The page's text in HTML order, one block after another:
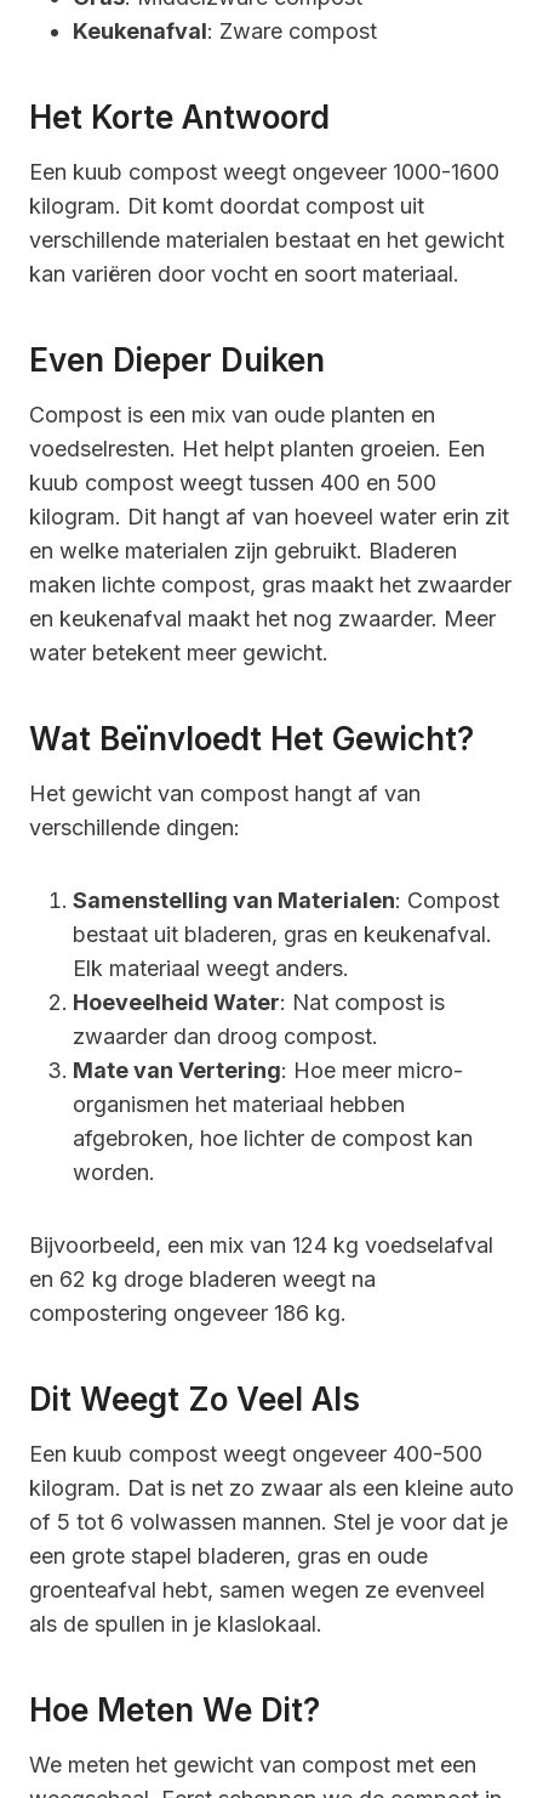
Keukenafval: Zware compost
Het Korte Antwoord
Een kuub compost weegt ongeveer 1000-1600
kilogram. Dit komt doordat compost uit
verschillende materialen bestaat en het gewicht
kan variëren door vocht en soort materiaal.
Even Dieper Duiken
Compost is een mix van oude planten en
voedselresten. Het helpt planten groeien. Een
kuub compost weegt tussen 400 en 500
kilogram. Dit hangt af van hoeveel water erin zit
en welke materialen zijn gebruikt. Bladeren
maken lichte compost, gras maakt het zwaarder
en keukenafval maakt het nog zwaarder. Meer
water betekent meer gewicht.
Wat Beïnvloedt Het Gewicht?
Het gewicht van compost hangt af van
verschillende dingen:
Samenstelling van Materialen: Compost
bestaat uit bladeren, gras en keukenafval.
Elk materiaal weegt anders.
Hoeveelheid Water: Nat compost is
zwaarder dan droog compost.
Mate van Vertering: Hoe meer micro-
organismen het materiaal hebben
afgebroken, hoe lichter de compost kan
worden.
Bijvoorbeeld, een mix van 124 kg voedselafval
en 62 kg droge bladeren weegt na
compostering ongeveer 186 kg.
Dit Weegt Zo Veel Als
Een kuub compost weegt ongeveer 400-500
kilogram. Dat is net zo zwaar als een kleine auto
of 5 tot 6 volwassen mannen. Stel je voor dat je
een grote stapel bladeren, gras en oude
groenteafval hebt, samen wegen ze evenveel
als de spullen in je klaslokaal.
Hoe Meten We Dit?
We meten het gewicht van compost met een